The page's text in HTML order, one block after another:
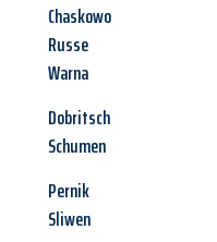
Chaskowo
Russe
Warna
Dobritsch
Schumen
Pernik
Sliwen